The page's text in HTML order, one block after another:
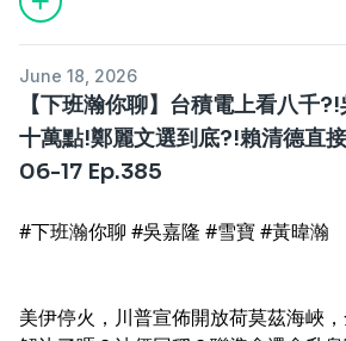
June 18, 2026
【下班瀚你聊】台積電上看八千
十萬點!鄭麗文選到底?!賴清德直
06-17 Ep.385
#下班瀚你聊 #吳嘉隆 #雪寶 #黃暐瀚
美伊停火，川普宣佈開放荷莫茲海峽